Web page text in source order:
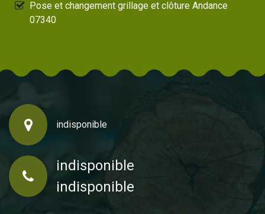
Pose et changement grillage et clôture Andance
07340
indisponible
indisponible
indisponible